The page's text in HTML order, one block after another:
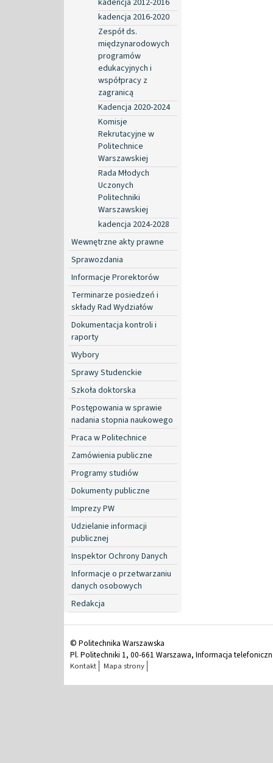
kadencja 2016-2020
Zespół ds.
międzynarodowych
programów
edukacyjnych i
współpracy z
zagranicą
Kadencja 2020-2024
Komisje
Rekrutacyjne w
Politechnice
Warszawskiej
Rada Młodych
Uczonych
Politechniki
Warszawskiej
kadencja 2024-2028
Wewnętrzne akty prawne
Sprawozdania
Informacje Prorektorów
Terminarze posiedzeń i
składy Rad Wydziałów
Dokumentacja kontroli i
raporty
Wybory
Sprawy Studenckie
Szkoła doktorska
Postępowania w sprawie
nadania stopnia naukowego
Praca w Politechnice
Zamówienia publiczne
Programy studiów
Dokumenty publiczne
Imprezy PW
Udzielanie informacji
publicznej
Inspektor Ochrony Danych
Informacje o przetwarzaniu
danych osobowych
Redakcja
© Politechnika Warszawska
Pl. Politechniki 1, 00-661 Warszawa, Informacja
Kontakt Mapa strony